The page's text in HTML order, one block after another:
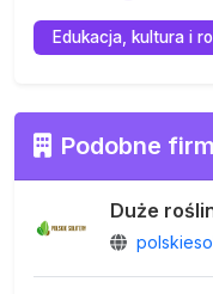
Edukacja, kultura i
Podobne
Duże